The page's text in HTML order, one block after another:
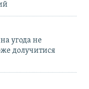
угода не
долучитися